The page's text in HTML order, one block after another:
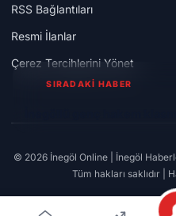
RSS Bağlantıları
Resmi İlanlar
Çerez Tercihlerini Yönet
© 2026 İnegöl Online | İnegöl
Tüm hakları saklıdır |
SIRADAKİ HABER